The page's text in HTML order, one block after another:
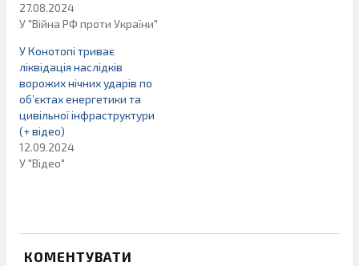
27.08.2024
У "Війна РФ проти України"
У Конотопі триває
ліквідація наслідків
ворожих нічних ударів по
об’єктах енергетики та
цивільної інфраструктури
(+ відео)
12.09.2024
У "Відео"
КОМЕНТУВАТИ